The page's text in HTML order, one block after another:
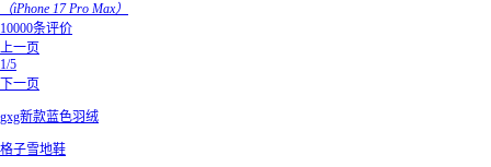
（iPhone 17 Pro Max）
10000条评价
上一页
1/5
下一页
gxg新款蓝色羽绒
格子雪地鞋